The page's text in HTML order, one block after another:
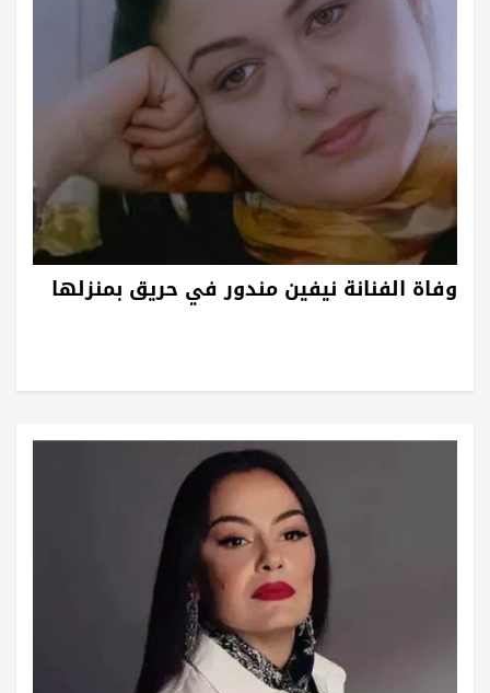
وفاة الفنانة نيفين مندور في حريق بمنزلها